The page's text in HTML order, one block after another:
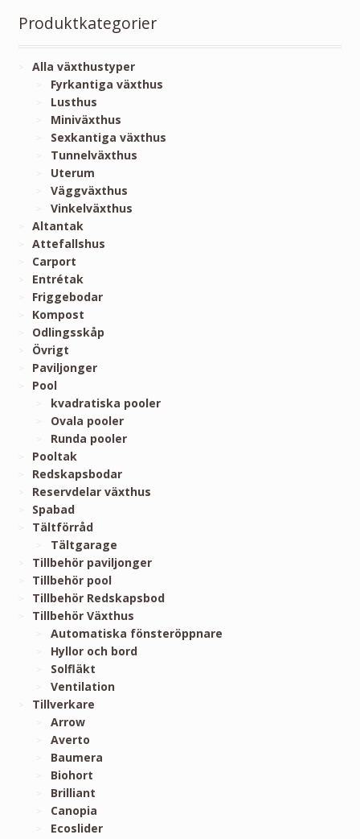
Produktkategorier
Alla växthustyper
Fyrkantiga växthus
Lusthus
Miniväxthus
Sexkantiga växthus
Tunnelväxthus
Uterum
Väggväxthus
Vinkelväxthus
Altantak
Attefallshus
Carport
Entrétak
Friggebodar
Kompost
Odlingsskåp
Övrigt
Paviljonger
Pool
kvadratiska pooler
Ovala pooler
Runda pooler
Pooltak
Redskapsbodar
Reservdelar växthus
Spabad
Tältförråd
Tältgarage
Tillbehör paviljonger
Tillbehör pool
Tillbehör Redskapsbod
Tillbehör Växthus
Automatiska fönsteröppnare
Hyllor och bord
Solfläkt
Ventilation
Tillverkare
Arrow
Averto
Baumera
Biohort
Brilliant
Canopia
Ecoslider